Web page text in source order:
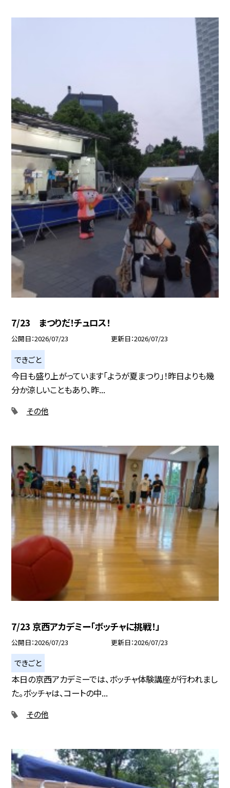
7/23 まつりだ！チュロス！
公開日 2026/07/23 更新日 2026/07/23
できごと
今日も盛り上がっています「ようが夏まつり」！昨日よりも幾
分か涼しいこともあり、昨...
その他
7/23 京西アカデミー「ボッチャに挑戦！」
公開日 2026/07/23 更新日 2026/07/23
できごと
本日の京西アカデミーでは、ボッチャ体験講座が行われまし
た。ボッチャは、コートの中...
その他